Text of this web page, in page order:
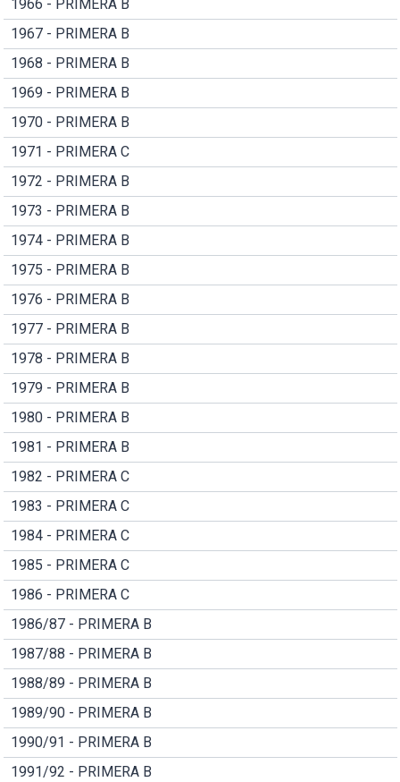
1966 - PRIMERA B
1967 - PRIMERA B
1968 - PRIMERA B
1969 - PRIMERA B
1970 - PRIMERA B
1971 - PRIMERA C
1972 - PRIMERA B
1973 - PRIMERA B
1974 - PRIMERA B
1975 - PRIMERA B
1976 - PRIMERA B
1977 - PRIMERA B
1978 - PRIMERA B
1979 - PRIMERA B
1980 - PRIMERA B
1981 - PRIMERA B
1982 - PRIMERA C
1983 - PRIMERA C
1984 - PRIMERA C
1985 - PRIMERA C
1986 - PRIMERA C
1986/87 - PRIMERA B
1987/88 - PRIMERA B
1988/89 - PRIMERA B
1989/90 - PRIMERA B
1990/91 - PRIMERA B
1991/92 - PRIMERA B